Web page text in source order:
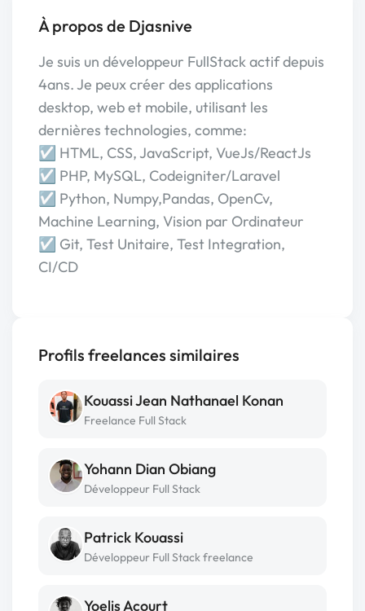
À propos de Djasnive
Je suis un développeur FullStack actif depuis
4ans. Je peux créer des applications
desktop, web et mobile, utilisant les
dernières technologies, comme:
☑️ HTML, CSS, JavaScript, VueJs/ReactJs
☑️ PHP, MySQL, Codeigniter/Laravel
☑️ Python, Numpy,Pandas, OpenCv,
Machine Learning, Vision par Ordinateur
☑️ Git, Test Unitaire, Test Integration,
CI/CD
Profils freelances similaires
Kouassi Jean Nathanael Konan
Freelance Full Stack
Yohann Dian Obiang
Développeur Full Stack
Patrick Kouassi
Développeur Full Stack freelance
Yoelis Acourt